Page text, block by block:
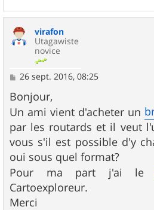
virafon
Utagawiste
novice
M
s
s
a
g
e
26 sept. 2016, 08:25
Bonjour,
Un ami vient d'acheter un
par les routards et il veut
vous s'il est possible d'y
oui sous quel format?
Pour ma part j'ai le
Cartoexploreur.
Merci